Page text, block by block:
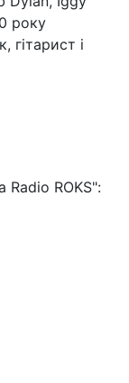
року
гітарист і
Radio ROKS":